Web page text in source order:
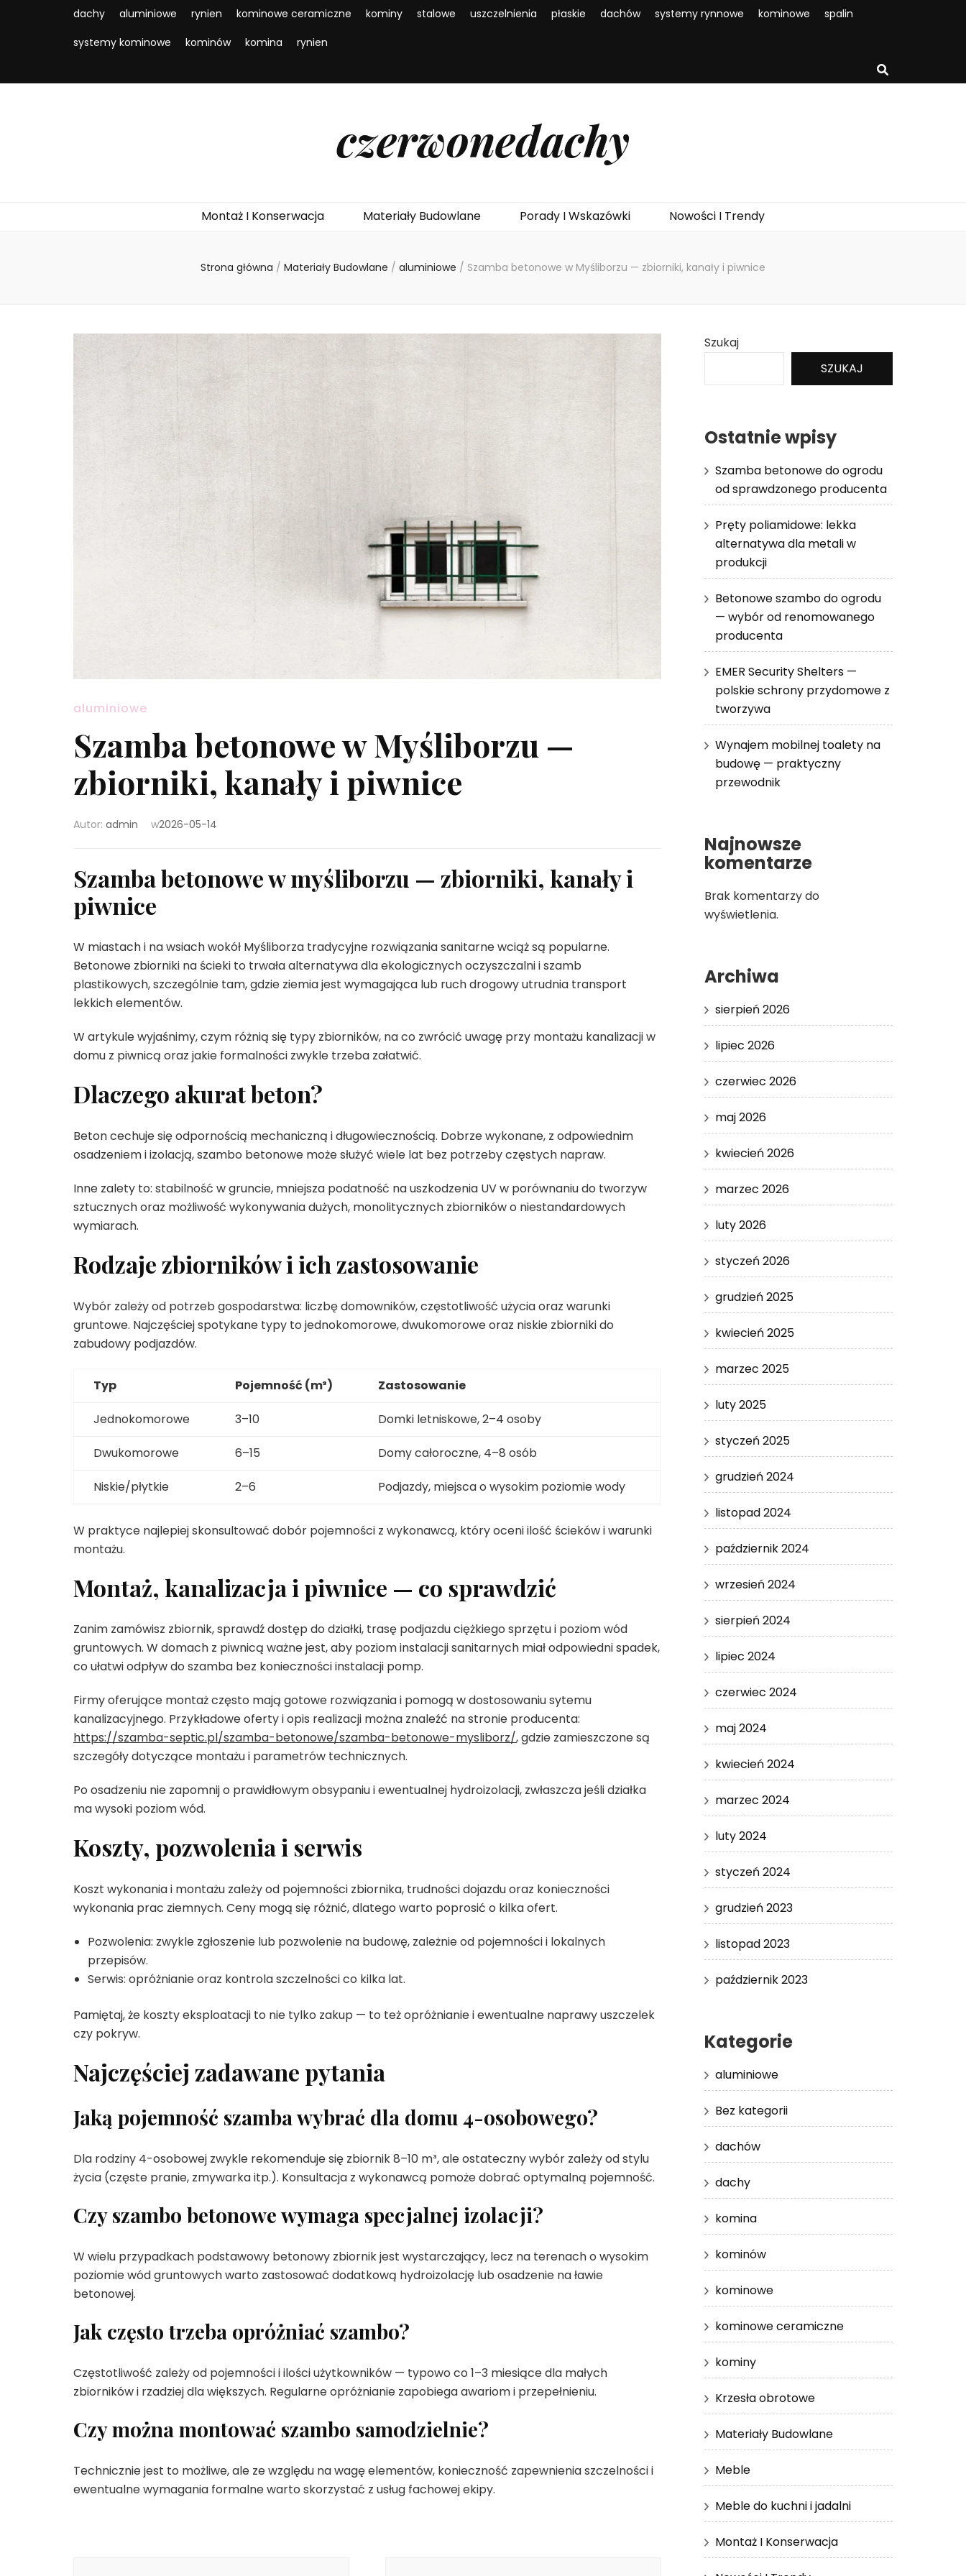
dachy aluminiowe rynien kominowe ceramiczne kominy stalowe uszczelnienia płaskie dachów systemy rynnowe kominowe
spalin
systemy kominowe
kominów komina rynien
czerwonedachy
Montaż I Konserwacja Materiały Budowlane Porady I Wskazówki Nowości I Trendy
Strona główna / Materiały Budowlane / aluminiowe / Szamba betonowe w Myśliborzu — zbiorniki, kanały i piwnice
aluminiowe
Szamba betonowe w Myśliborzu —
zbiorniki, kanały i piwnice
Autor: admin w2026-05-14
Szamba betonowe w myśliborzu — zbiorniki, kanały i
piwnice
W miastach i na wsiach wokół Myśliborza tradycyjne rozwiązania sanitarne wciąż są popularne.
Betonowe zbiorniki na ścieki to trwała alternatywa dla ekologicznych oczyszczalni i szamb
plastikowych, szczególnie tam, gdzie ziemia jest wymagająca lub ruch drogowy utrudnia transport
lekkich elementów.
W artykule wyjaśnimy, czym różnią się typy zbiorników, na co zwrócić uwagę przy montażu kanalizacji w
domu z piwnicą oraz jakie formalności zwykle trzeba załatwić.
Dlaczego akurat beton?
Beton cechuje się odpornością mechaniczną i długowiecznością. Dobrze wykonane, z odpowiednim
osadzeniem i izolacją, szambo betonowe może służyć wiele lat bez potrzeby częstych napraw.
Inne zalety to: stabilność w gruncie, mniejsza podatność na uszkodzenia UV w porównaniu do tworzyw
sztucznych oraz możliwość wykonywania dużych, monolitycznych zbiorników o niestandardowych
wymiarach.
Rodzaje zbiorników i ich zastosowanie
Wybór zależy od potrzeb gospodarstwa: liczbę domowników, częstotliwość użycia oraz warunki
gruntowe. Najczęściej spotykane typy to jednokomorowe, dwukomorowe oraz niskie zbiorniki do
zabudowy podjazdów.
Typ Pojemność (m³) Zastosowanie
Jednokomorowe 3–10 Domki letniskowe, 2–4 osoby
Dwukomorowe 6–15 Domy całoroczne, 4–8 osób
Niskie/płytkie 2–6 Podjazdy, miejsca o wysokim poziomie wody
W praktyce najlepiej skonsultować dobór pojemności z wykonawcą, który oceni ilość ścieków i warunki
montażu.
Montaż, kanalizacja i piwnice — co sprawdzić
Zanim zamówisz zbiornik, sprawdź dostęp do działki, trasę podjazdu ciężkiego sprzętu i poziom wód
gruntowych. W domach z piwnicą ważne jest, aby poziom instalacji sanitarnych miał odpowiedni spadek,
co ułatwi odpływ do szamba bez konieczności instalacji pomp.
Firmy oferujące montaż często mają gotowe rozwiązania i pomogą w dostosowaniu sytemu
kanalizacyjnego. Przykładowe oferty i opis realizacji można znaleźć na stronie producenta:
https://szamba-septic.pl/szamba-betonowe/szamba-betonowe-mysliborz/, gdzie zamieszczone są
szczegóły dotyczące montażu i parametrów technicznych.
Po osadzeniu nie zapomnij o prawidłowym obsypaniu i ewentualnej hydroizolacji, zwłaszcza jeśli działka
ma wysoki poziom wód.
Koszty, pozwolenia i serwis
Koszt wykonania i montażu zależy od pojemności zbiornika, trudności dojazdu oraz konieczności
wykonania prac ziemnych. Ceny mogą się różnić, dlatego warto poprosić o kilka ofert.
Pozwolenia: zwykle zgłoszenie lub pozwolenie na budowę, zależnie od pojemności i lokalnych
przepisów.
Serwis: opróżnianie oraz kontrola szczelności co kilka lat.
Pamiętaj, że koszty eksploatacji to nie tylko zakup — to też opróżnianie i ewentualne naprawy uszczelek
czy pokryw.
Najczęściej zadawane pytania
Jaką pojemność szamba wybrać dla domu 4-osobowego?
Dla rodziny 4-osobowej zwykle rekomenduje się zbiornik 8–10 m³, ale ostateczny wybór zależy od stylu
życia (częste pranie, zmywarka itp.). Konsultacja z wykonawcą pomoże dobrać optymalną pojemność.
Czy szambo betonowe wymaga specjalnej izolacji?
W wielu przypadkach podstawowy betonowy zbiornik jest wystarczający, lecz na terenach o wysokim
poziomie wód gruntowych warto zastosować dodatkową hydroizolację lub osadzenie na ławie
betonowej.
Jak często trzeba opróżniać szambo?
Częstotliwość zależy od pojemności i ilości użytkowników — typowo co 1–3 miesiące dla małych
zbiorników i rzadziej dla większych. Regularne opróżnianie zapobiega awariom i przepełnieniu.
Czy można montować szambo samodzielnie?
Technicznie jest to możliwe, ale ze względu na wagę elementów, konieczność zapewnienia szczelności i
ewentualne wymagania formalne warto skorzystać z usług fachowej ekipy.
Szukaj
SZUKAJ
Ostatnie wpisy
Szamba betonowe do ogrodu
od sprawdzonego producenta
Pręty poliamidowe: lekka
alternatywa dla metali w
produkcji
Betonowe szambo do ogrodu
— wybór od renomowanego
producenta
EMER Security Shelters —
polskie schrony przydomowe z
tworzywa
Wynajem mobilnej toalety na
budowę — praktyczny
przewodnik
Najnowsze
komentarze
Brak komentarzy do
wyświetlenia.
Archiwa
sierpień 2026
lipiec 2026
czerwiec 2026
maj 2026
kwiecień 2026
marzec 2026
luty 2026
styczeń 2026
grudzień 2025
kwiecień 2025
marzec 2025
luty 2025
styczeń 2025
grudzień 2024
listopad 2024
październik 2024
wrzesień 2024
sierpień 2024
lipiec 2024
czerwiec 2024
maj 2024
kwiecień 2024
marzec 2024
luty 2024
styczeń 2024
grudzień 2023
listopad 2023
październik 2023
Kategorie
aluminiowe
Bez kategorii
dachów
dachy
komina
kominów
kominowe
kominowe ceramiczne
kominy
Krzesła obrotowe
Materiały Budowlane
Meble
Meble do kuchni i jadalni
Montaż I Konserwacja